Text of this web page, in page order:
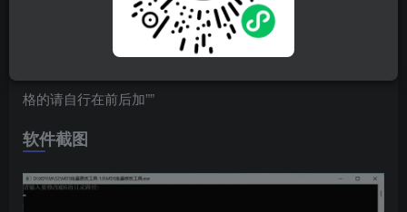
如果你有重要数据请一定要谨慎备份后再修改MD5！
格的请自行在前后加””
软件截图